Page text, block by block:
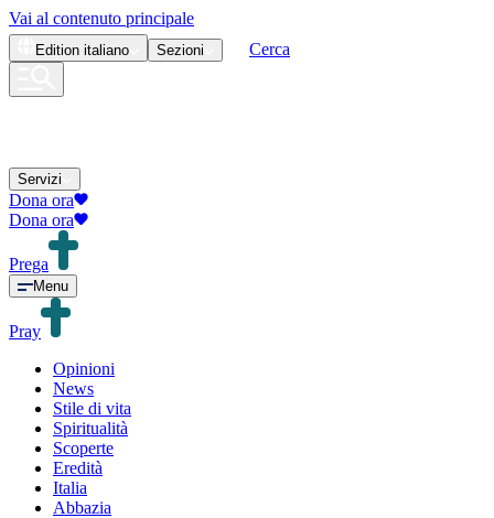
Vai al contenuto principale
Edition italiano Sezioni Cerca
Servizi
Dona ora
Dona ora
Prega
Menu
Pray
Opinioni
News
Stile di vita
Spiritualità
Scoperte
Eredità
Italia
Abbazia